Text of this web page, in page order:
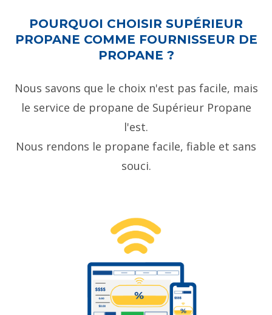
POURQUOI CHOISIR SUPÉRIEUR
PROPANE COMME FOURNISSEUR DE
PROPANE ?
Nous savons que le choix n'est pas facile, mais
le service de propane de Supérieur Propane
l'est.
Nous rendons le propane facile, fiable et sans
souci.